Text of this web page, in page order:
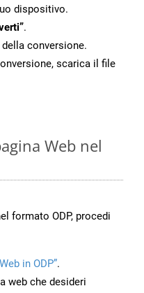
dispositivo.
.
conversione.
scarica il file
Web nel
formato ODP, procedi
in ODP”.
web che desideri